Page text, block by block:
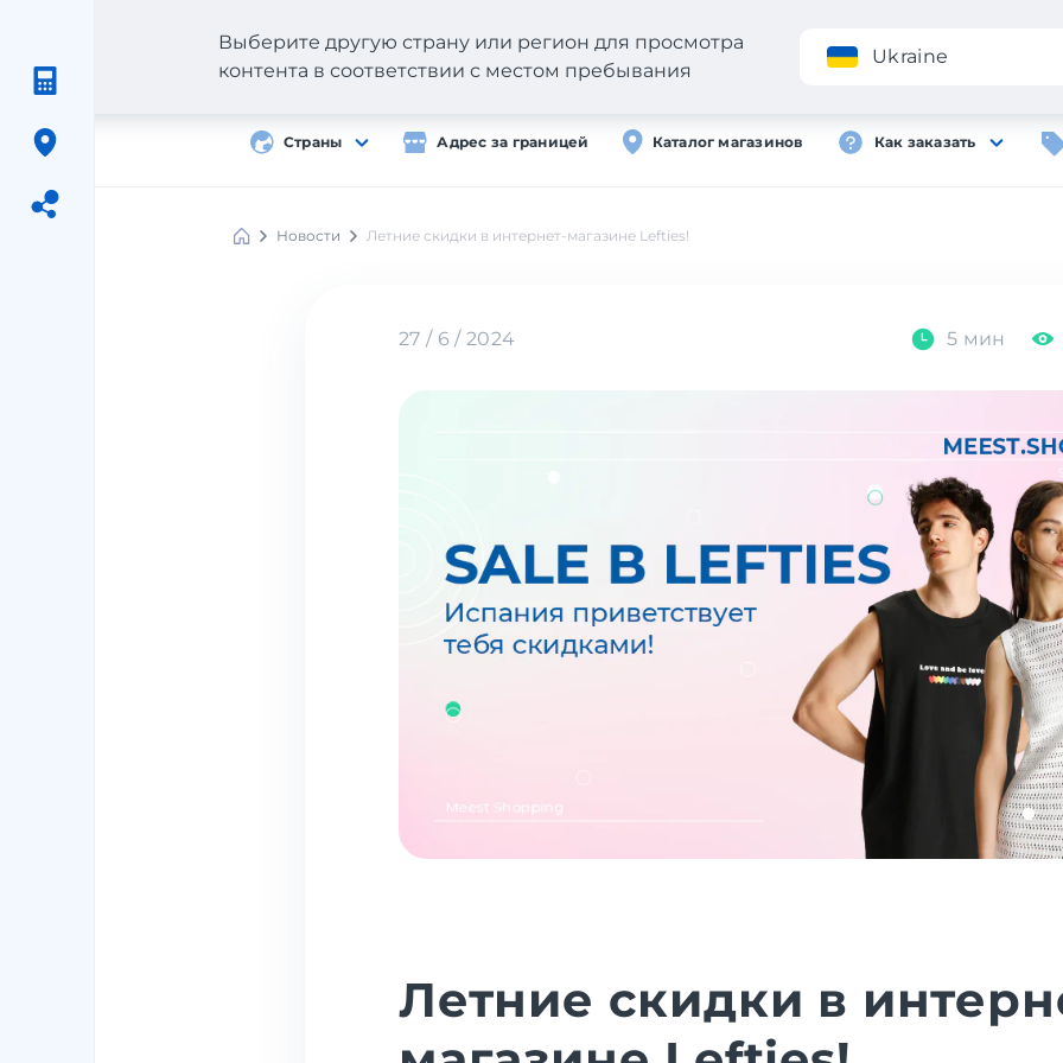
Страны Адрес за границей Каталог магазинов Как заказать
Выберите другую страну или регион для просмотра
контента в соответствии с местом пребывания
Ukraine
Meest
Новости Летние скидки в интернет-магазине Lefties!
27 / 6 / 2024 5 мин
Летние скидки в